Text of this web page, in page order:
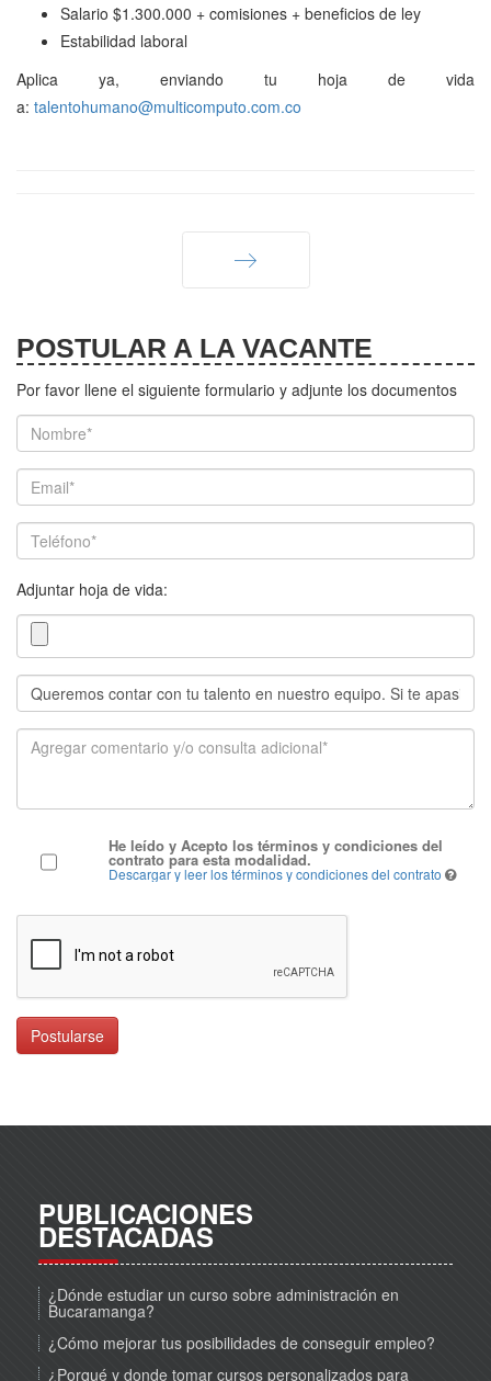
Salario $1.300.000 + comisiones + beneficios de ley
Estabilidad laboral
Aplica ya, enviando tu hoja de vida
a:
POSTULAR A LA VACANTE
Por favor llene el siguiente formulario y adjunte los documentos
Adjuntar hoja de vida:
He leído y Acepto los términos y condiciones del
contrato para esta modalidad.
Descargar y leer los términos y condiciones del contrato
PUBLICACIONES
DESTACADAS
¿Dónde estudiar un curso sobre administración en
Bucaramanga?
¿Cómo mejorar tus posibilidades de conseguir empleo?
¿Porqué y donde tomar cursos personalizados para